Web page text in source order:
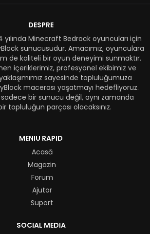
DESPRE
yılında Minecraft Bedrock oyuncuları için
sunucusudur. Amacımız, oyunculara
de kaliteli bir oyun deneyimi sunmaktır.
içeriklerimiz, profesyonel ekibimiz ve
sayesinde topluluğumuza
macerası yaşatmayı hedefliyoruz.
bir sunucu değil, aynı zamanda
topluluğun parçası olacaksınız.
MENIU RAPID
Acasă
Magazin
Forum
Ajutor
Suport
SOCIAL MEDIA